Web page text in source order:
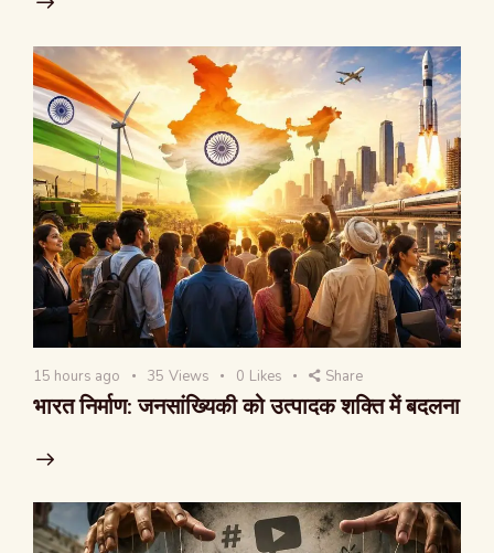
15 hours ago 35 Views 0 Likes Share
भारत निर्माण: जनसांख्यिकी को उत्पादक शक्ति में बदलना